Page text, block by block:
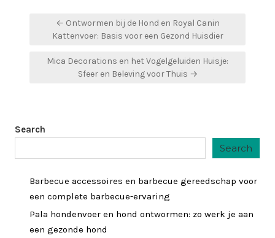
navigation
← Ontwormen bij de Hond en Royal Canin
Kattenvoer: Basis voor een Gezond Huisdier
Mica Decorations en het Vogelgeluiden Huisje:
Sfeer en Beleving voor Thuis →
Search
Search
Barbecue accessoires en barbecue gereedschap voor
een complete barbecue-ervaring
Pala hondenvoer en hond ontwormen: zo werk je aan
een gezonde hond